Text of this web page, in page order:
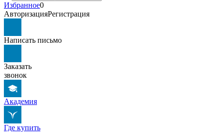
Избранное0
АвторизацияРегистрация
Написать письмо
Заказать
звонок
Академия
Где купить